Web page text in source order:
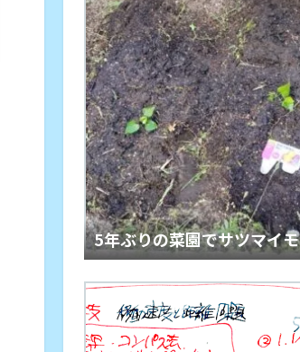
5年ぶりの菜園でサツマイモ